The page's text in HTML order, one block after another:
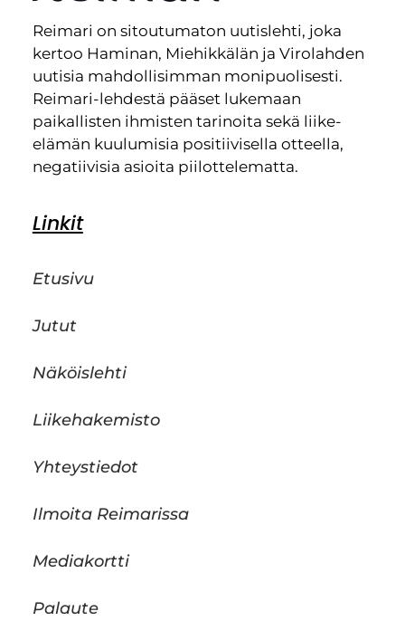
Reimari on sitoutumaton uutislehti, joka
kertoo Haminan, Miehikkälän ja Virolahden
uutisia mahdollisimman monipuolisesti.
Reimari-lehdestä pääset lukemaan
paikallisten ihmisten tarinoita sekä liike-
elämän kuulumisia positiivisella otteella,
negatiivisia asioita piilottelematta.
Linkit
Etusivu
Jutut
Näköislehti
Liikehakemisto
Yhteystiedot
Ilmoita Reimarissa
Mediakortti
Palaute